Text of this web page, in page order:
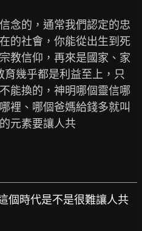
念的，通常我們認定的忠
的社會，你能從出生到死
教信仰，再來是國家、家
育幾乎都是利益至上，只
能換的，神明哪個靈信哪
裡、哪個爸媽給錢多就叫
元素要讓人共
個時代是不是很難讓人共